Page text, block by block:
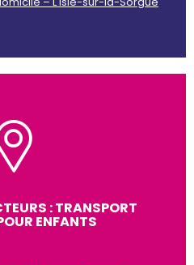
: TRANSPORT
ENFANTS